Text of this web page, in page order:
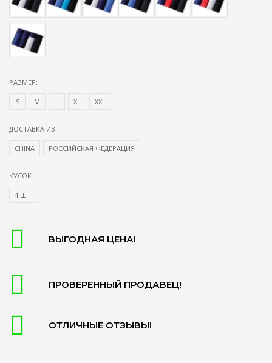
РАЗМЕР:
S М L XL XXL
ДОСТАВКА ИЗ:
CHINA РОССИЙСКАЯ ФЕДЕРАЦИЯ
КУСОК:
4 ШТ.
ВЫГОДНАЯ ЦЕНА!
ПРОВЕРЕННЫЙ ПРОДАВЕЦ!
ОТЛИЧНЫЕ ОТЗЫВЫ!